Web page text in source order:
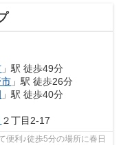
」駅 徒歩49分
」駅 徒歩26分
」駅 徒歩40分
２丁目2-17
便利♪徒歩5分の場所に春日